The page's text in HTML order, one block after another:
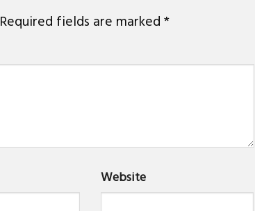
Required fields are marked *
Website